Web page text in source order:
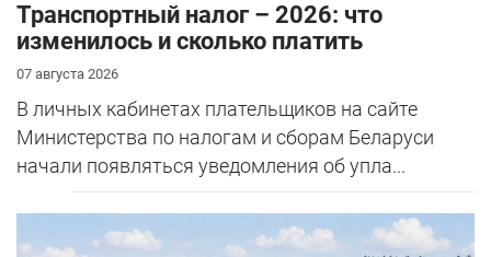
Транспортный налог – 2026: что
изменилось и сколько платить
07 августа 2026
В личных кабинетах плательщиков на сайте
Министерства по налогам и сборам Беларуси
начали появляться уведомления об упла...